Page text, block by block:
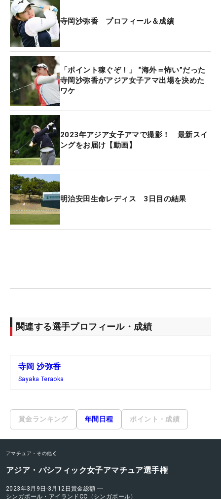
寺岡沙弥香 プロフィール＆成績
「ポイント稼ぐぞ！」 “海外＝怖い”だった
寺岡沙弥香がアジア女子アマ出場を決めた
ワケ
2023年アジア女子アマで撮影！ 最新スイ
ングをお届け【動画】
明治安田生命レディス 3日目の結果
関連する選手プロフィール・成績
寺岡 沙弥香
Sayaka Teraoka
賞金ランキング 年間日程 ポイント・成績
アマチュア・その他
アジア・パシフィック女子アマチュア選手権
2023年3月9日-3月12日賞金総額 ―
シンガポール・アイランドCC（シンガポール）